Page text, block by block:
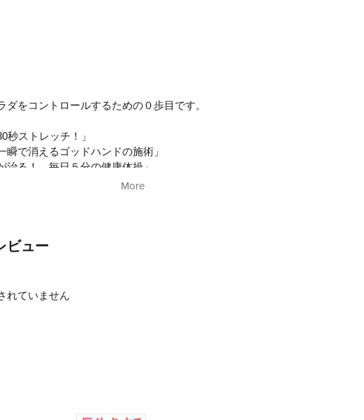
ダをコントロールするための０歩目です。
秒ストレッチ！」
瞬で消えるゴッドハンドの施術」
治る！ 毎日５分の健康体操」
ラダづくりによって、怪我を予防し、
った人がジムでトレーニング中に腰を痛めてしまう。
た人がひざを痛めてしまう。
的に正しいパフォーマンス向上の仕方があります。
More
ビュー
れていません